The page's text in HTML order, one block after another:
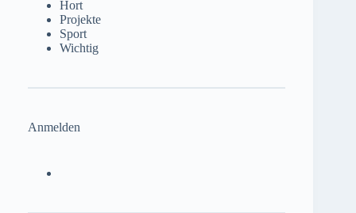
Hort
Projekte
Sport
Wichtig
Anmelden